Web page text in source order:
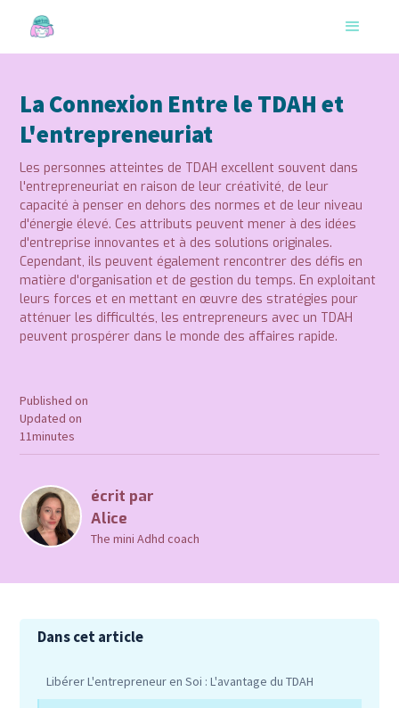
La Connexion Entre le TDAH et
L'entrepreneuriat
Les personnes atteintes de TDAH excellent souvent dans
l'entrepreneuriat en raison de leur créativité, de leur
capacité à penser en dehors des normes et de leur niveau
d'énergie élevé. Ces attributs peuvent mener à des idées
d'entreprise innovantes et à des solutions originales.
Cependant, ils peuvent également rencontrer des défis en
matière d'organisation et de gestion du temps. En exploitant
leurs forces et en mettant en œuvre des stratégies pour
atténuer les difficultés, les entrepreneurs avec un TDAH
peuvent prospérer dans le monde des affaires rapide.
Published on
Updated on
11minutes
écrit par
Alice
The mini Adhd coach
Dans cet article
Libérer L'entrepreneur en Soi : L'avantage du TDAH